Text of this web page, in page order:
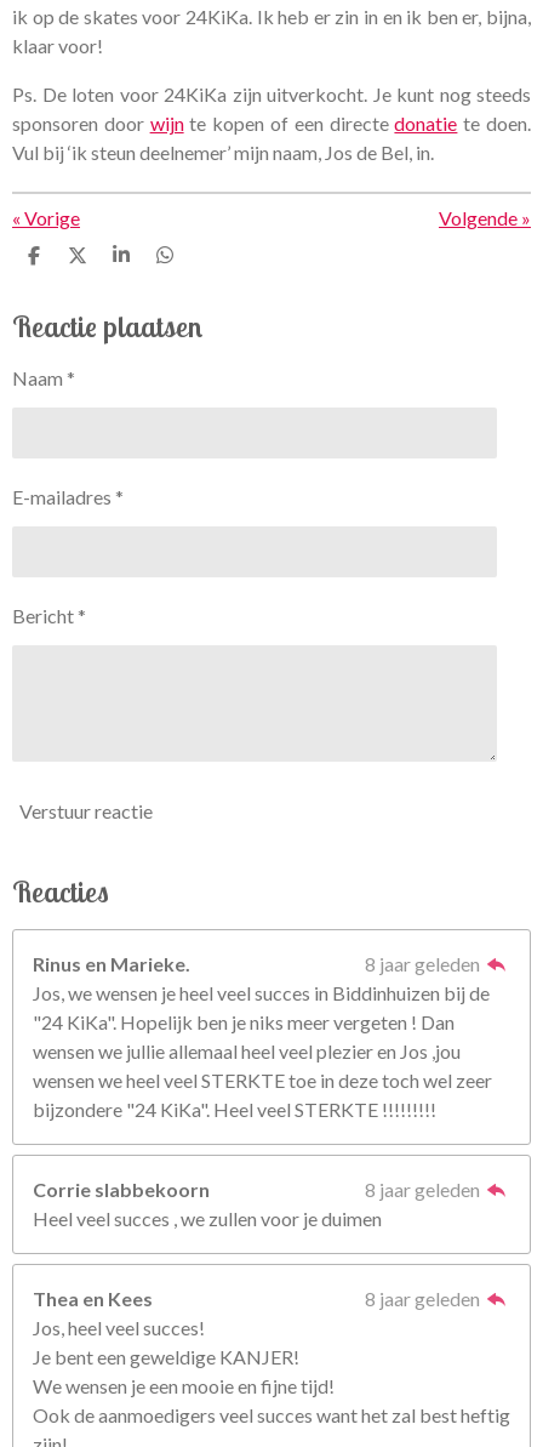
ik op de skates voor 24KiKa. Ik heb er zin in en ik ben er, bijna,
klaar voor!
Ps. De loten voor 24KiKa zijn uitverkocht. Je kunt nog steeds
sponsoren door wijnte kopen of een directedonatie te doen.
Vul bij ‘ik steun deelnemer’ mijn naam, Jos de Bel, in.
« Vorige Volgende »
D
e
n
D
l
S
r
e
D
e
n
Reactie plaatsen
Naam *
E-mailadres *
Bericht *
Verstuur reactie
Reacties
Rinus en Marieke.
8 jaar geleden
Jos, we wensen je heel veel succes in Biddinhuizen bij de
"24 KiKa". Hopelijk ben je niks meer vergeten ! Dan
wensen we jullie allemaal heel veel plezier en Jos ,jou
wensen we heel veel STERKTE toe in deze toch wel zeer
bijzondere "24 KiKa". Heel veel STERKTE !!!!!!!!!
Corrie slabbekoorn
8 jaar geleden
Heel veel succes , we zullen voor je duimen
Thea en Kees
8 jaar geleden
Jos, heel veel succes!
Je bent een geweldige KANJER!
We wensen je een mooie en fijne tijd!
Ook de aanmoedigers veel succes want het zal best heftig